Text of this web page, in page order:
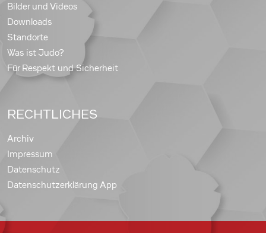
Bilder und Videos
Downloads
Standorte
Was ist Judo?
Für Respekt und Sicherheit
RECHTLICHES
Archiv
Impressum
Datenschutz
Datenschutzerklärung App